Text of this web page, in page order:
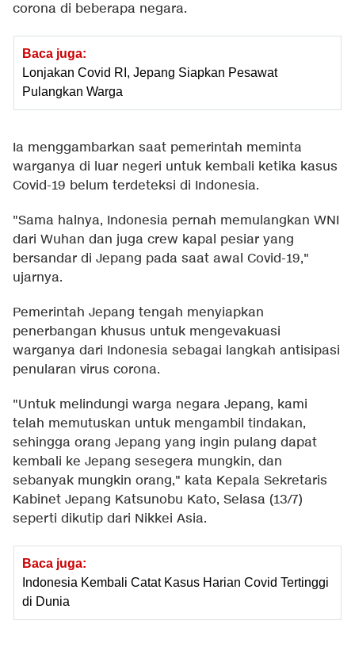
corona di beberapa negara.
Baca juga:
Lonjakan Covid RI, Jepang Siapkan Pesawat
Pulangkan Warga
Ia menggambarkan saat pemerintah meminta
warganya di luar negeri untuk kembali ketika kasus
Covid-19 belum terdeteksi di Indonesia.
"Sama halnya, Indonesia pernah memulangkan WNI
dari Wuhan dan juga crew kapal pesiar yang
bersandar di Jepang pada saat awal Covid-19,"
ujarnya.
Pemerintah Jepang tengah menyiapkan
penerbangan khusus untuk mengevakuasi
warganya dari Indonesia sebagai langkah antisipasi
penularan virus corona.
"Untuk melindungi warga negara Jepang, kami
telah memutuskan untuk mengambil tindakan,
sehingga orang Jepang yang ingin pulang dapat
kembali ke Jepang sesegera mungkin, dan
sebanyak mungkin orang," kata Kepala Sekretaris
Kabinet Jepang Katsunobu Kato, Selasa (13/7)
seperti dikutip dari Nikkei Asia.
Baca juga:
Indonesia Kembali Catat Kasus Harian Covid Tertinggi
di Dunia